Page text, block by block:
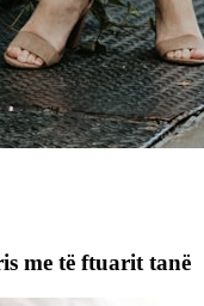
me të ftuarit tanë